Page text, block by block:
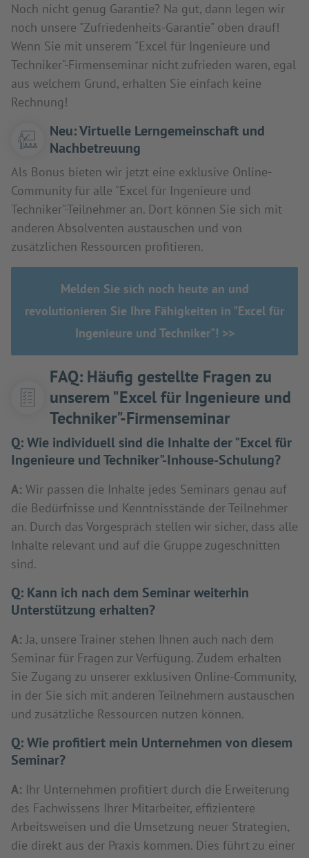
Noch nicht genug Garantie? Na gut, dann legen wir
noch unsere "Zufriedenheits-Garantie" oben drauf!
Wenn Sie mit unserem "Excel für Ingenieure und
Techniker"-Firmenseminar nicht zufrieden waren, egal
aus welchem Grund, erhalten Sie einfach keine
Rechnung!
Neu: Virtuelle Lerngemeinschaft und
Nachbetreuung
Als Bonus bieten wir jetzt eine exklusive Online-
Community für alle "Excel für Ingenieure und
Techniker"-Teilnehmer an. Dort können Sie sich mit
anderen Absolventen austauschen und von
zusätzlichen Ressourcen profitieren.
Melden Sie sich noch heute an und
revolutionieren Sie Ihre Fähigkeiten in "Excel für
Ingenieure und Techniker"! >>
FAQ: Häufig gestellte Fragen zu
unserem "Excel für Ingenieure und
Techniker"-Firmenseminar
Q:Wie individuell sind die Inhalte der "Excel für
Ingenieure und Techniker"-Inhouse-Schulung?
A: Wir passen die Inhalte jedes Seminars genau auf
die Bedürfnisse und Kenntnisstände der Teilnehmer
an. Durch das Vorgespräch stellen wir sicher, dass alle
Inhalte relevant und auf die Gruppe zugeschnitten
sind.
Q: Kann ich nach dem Seminar weiterhin
Unterstützung erhalten?
A: Ja, unsere Trainer stehen Ihnen auch nach dem
Seminar für Fragen zur Verfügung. Zudem erhalten
Sie Zugang zu unserer exklusiven Online-Community,
in der Sie sich mit anderen Teilnehmern austauschen
und zusätzliche Ressourcen nutzen können.
Q:Wie profitiert mein Unternehmen von diesem
Seminar?
A: Ihr Unternehmen profitiert durch die Erweiterung
des Fachwissens Ihrer Mitarbeiter, effizientere
Arbeitsweisen und die Umsetzung neuer Strategien,
die direkt aus der Praxis kommen. Dies führt zu einer